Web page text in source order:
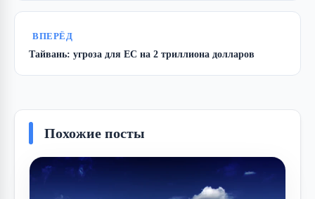
ВПЕРЁД
Тайвань: угроза для ЕС на 2 триллиона долларов
Похожие посты